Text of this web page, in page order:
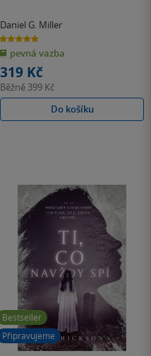
Daniel G. Miller
5.0
z
5
hvězdiček
pevná vazba
319 Kč
Běžně 399 Kč
Do košíku
Bestseller
Připravujeme